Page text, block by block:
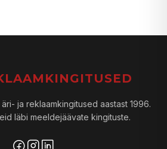
ja reklaamkingitused aastast 1996.
läbi meeldejäävate kingituste.